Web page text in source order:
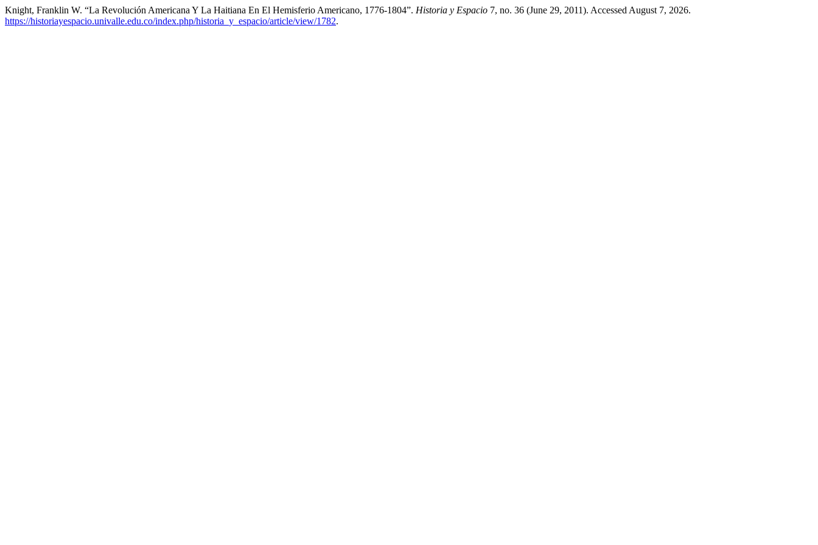
Knight, Franklin W. “La Revolución Americana Y La Haitiana En El Hemisferio Americano, 1776-1804”. Historia y Espacio 7, no. 36 (June 29, 2011). Accessed August 7, 2026.
https://historiayespacio.univalle.edu.co/index.php/historia_y_espacio/article/view/1782.